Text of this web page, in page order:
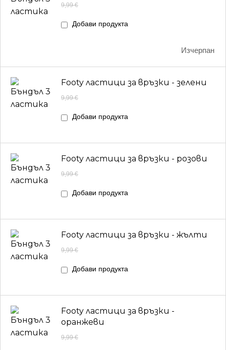
9,99€
Добави продукта
Изчерпан
Footy ластици за връзки - зелени
9,99€
Добави продукта
Footy ластици за връзки - розови
9,99€
Добави продукта
Footy ластици за връзки - жълти
9,99€
Добави продукта
Footy ластици за връзки -
оранжеви
9,99€